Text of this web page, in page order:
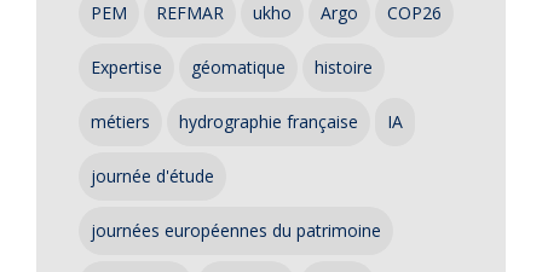
PEM REFMAR ukho Argo COP26
Expertise géomatique histoire
métiers hydrographie française IA
journée d'étude
journées européennes du patrimoine